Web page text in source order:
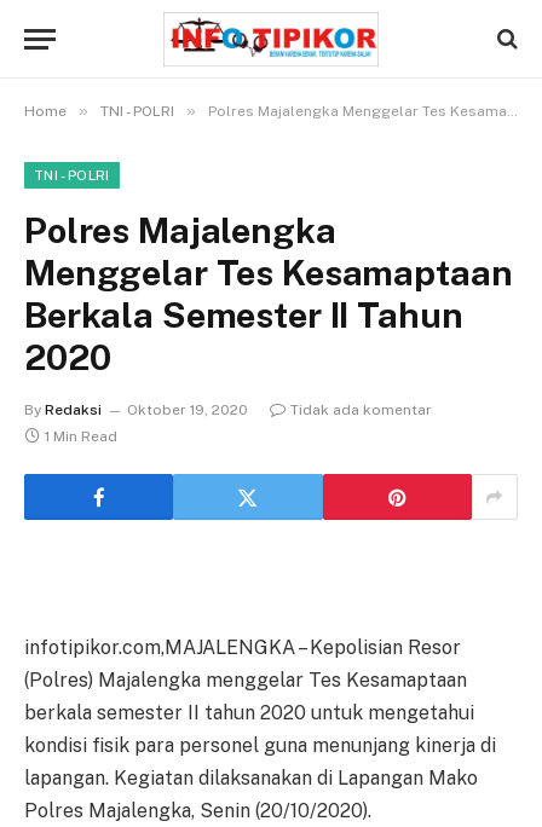
Home » TNI - POLRI » Polres Majalengka Menggelar Tes Kesamaptaan Berkala Semester II Tahun 2020
TNI - POLRI
Polres Majalengka
Menggelar Tes Kesamaptaan
Berkala Semester II Tahun
2020
By Redaksi Oktober 19, 2020
Tidak ada komentar
1 Min Read
infotipikor.com,MAJALENGKA – Kepolisian Resor
(Polres) Majalengka menggelar Tes Kesamaptaan
berkala semester II tahun 2020 untuk mengetahui
kondisi fisik para personel guna menunjang kinerja di
lapangan. Kegiatan dilaksanakan di Lapangan Mako
Polres Majalengka, Senin (20/10/2020).